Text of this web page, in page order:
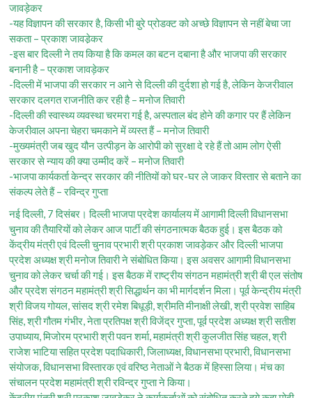
जावड़ेकर
-यह विज्ञापन की सरकार है, किसी भी बुरे प्रोडक्ट को अच्छे विज्ञापन से नहीं बेचा जा
सकता – प्रकाश जावडे़कर
-इस बार दिल्ली ने तय किया है कि कमल का बटन दबाना है और भाजपा की सरकार
बनानी है – प्रकाश जावड़ेकर
-दिल्ली में भाजपा की सरकार न आने से दिल्ली की दुर्दशा हो गई है, लेकिन केजरीवाल
सरकार दलगत राजनीति कर रही है – मनोज तिवारी
-दिल्ली की स्वास्थ्य व्यवस्था चरमरा गई है, अस्पताल बंद होने की कगार पर हैं लेकिन
केजरीवाल अपना चेहरा चमकाने में व्यस्त हैं – मनोज तिवारी
-मुख्यमंत्री जब खुद यौन उत्पीड़न के आरोपी को सुरक्षा दे रहे हैं तो आम लोग ऐसी
सरकार से न्याय की क्या उम्मीद करें – मनोज तिवारी
-भाजपा कार्यकर्ता केन्द्र सरकार की नीतियों को घर-घर ले जाकर विस्तार से बताने का
संकल्प लेते हैं – रविन्द्र गुप्ता
नई दिल्ली, 7 दिसंबर। दिल्ली भाजपा प्रदेश कार्यालय में आगामी दिल्ली विधानसभा
चुनाव की तैयारियों को लेकर आज पार्टी की संगठनात्मक बैठक हुई। इस बैठक को
केंद्रीय मंत्री एवं दिल्ली चुनाव प्रभारी श्री प्रकाश जावड़ेकर और दिल्ली भाजपा
प्रदेश अध्यक्ष श्री मनोज तिवारी ने संबोधित किया। इस अवसर आगामी विधानसभा
चुनाव को लेकर चर्चा की गई। इस बैठक में राष्ट्रीय संगठन महामंत्री श्री बी एल संतोष
और प्रदेश संगठन महामंत्री श्री सिद्धार्थन का भी मार्गदर्शन मिला। पूर्व केन्द्रीय मंत्री
श्री विजय गोयल, सांसद श्री रमेश बिधूड़ी, श्रीमति मीनाक्षी लेखी, श्री प्रवेश साहिब
सिंह, श्री गौतम गंभीर, नेता प्रतिपक्ष श्री विजेंद्र गुप्ता, पूर्व प्रदेश अध्यक्ष श्री सतीश
उपाध्याय, मिजोरम प्रभारी श्री पवन शर्मा, महामंत्री श्री कुलजीत सिंह चहल, श्री
राजेश भाटिया सहित प्रदेश पदाधिकारी, जिलाध्यक्ष, विधानसभा प्रभारी, विधानसभा
संयोजक, विधानसभा विस्तारक एवं वरिष्ठ नेताओं ने बैठक में हिस्सा लिया। मंच का
संचालन प्रदेश महामंत्री श्री रविन्द्र गुप्ता ने किया।